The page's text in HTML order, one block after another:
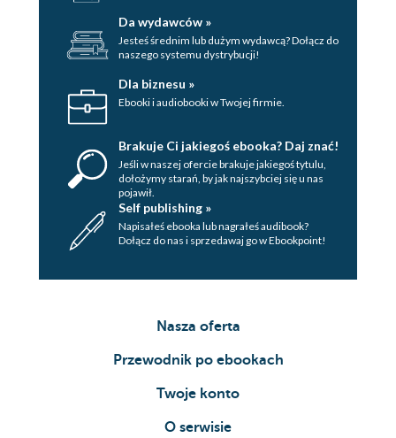
Da wydawców »
Jesteś średnim lub dużym wydawcą? Dołącz do
naszego systemu dystrybucji!
Dla biznesu »
Ebooki i audiobooki w Twojej firmie.
Brakuje Ci jakiegoś ebooka? Daj znać!
Jeśli w naszej ofercie brakuje jakiegoś tytulu,
dołożymy starań, by jak najszybciej się u nas
pojawił.
Self publishing »
Napisałeś ebooka lub nagrałeś audibook?
Dołącz do nas i sprzedawaj go w Ebookpoint!
Nasza oferta
Przewodnik po ebookach
Twoje konto
O serwisie